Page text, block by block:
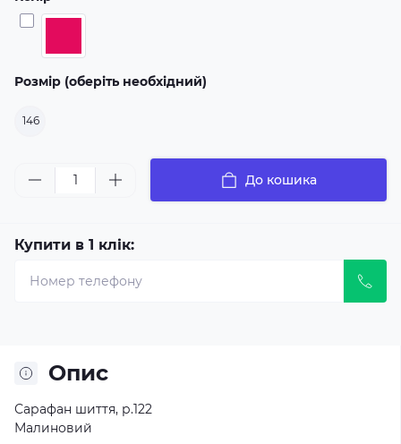
Розмір (оберіть необхідний)
146
До кошика
Купити в 1 клік:
Опис
Сарафан шиття, р.122
Малиновий